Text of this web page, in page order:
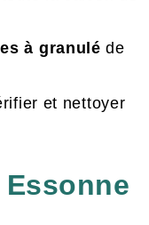
à granulé de
et nettoyer